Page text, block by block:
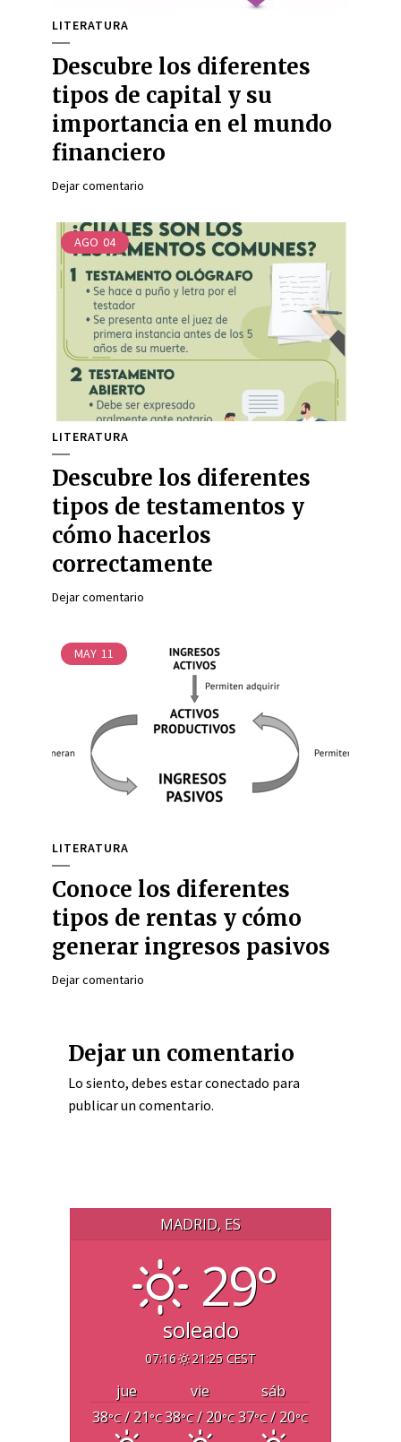
LITERATURA
Descubre los diferentes
tipos de capital y su
importancia en el mundo
financiero
Dejar comentario
AGO 04
LITERATURA
Descubre los diferentes
tipos de testamentos y
cómo hacerlos
correctamente
Dejar comentario
MAY 11
LITERATURA
Conoce los diferentes
tipos de rentas y cómo
generar ingresos pasivos
Dejar comentario
Dejar un comentario
Lo siento, debes estarconectado para
publicar un comentario.
MADRID, ES
29°
soleado
07:16 21:25 CEST
jue vie
sáb
38°C/ 21°C38°C/ 20°C 37°C/ 20°C